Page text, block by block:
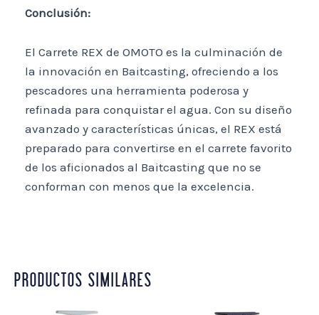
Conclusión:
El Carrete REX de OMOTO es la culminación de
la innovación en Baitcasting, ofreciendo a los
pescadores una herramienta poderosa y
refinada para conquistar el agua. Con su diseño
avanzado y características únicas, el REX está
preparado para convertirse en el carrete favorito
de los aficionados al Baitcasting que no se
conforman con menos que la excelencia.
PRODUCTOS SIMILARES